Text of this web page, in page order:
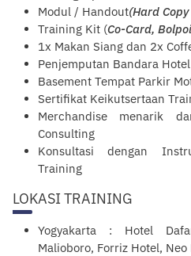
Modul / Handout(Hard
Training Kit (Co-Card,
1x Makan Siang dan 2x
Penjemputan Bandara Hotel
Basement Tempat Parkir
Sertifikat Keikutsertaan
Merchandise menarik
Consulting
Konsultasi dengan
Training
LOKASI TRAINING
Yogyakarta : Hotel
Malioboro, Forriz Hotel,